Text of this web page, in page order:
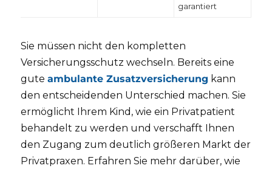
garantiert
Sie müssen nicht den kompletten
Versicherungsschutz wechseln. Bereits eine
gute ambulante Zusatzversicherung kann
den entscheidenden Unterschied machen. Sie
ermöglicht Ihrem Kind, wie ein Privatpatient
behandelt zu werden und verschafft Ihnen
den Zugang zum deutlich größeren Markt der
Privatpraxen. Erfahren Sie mehr darüber, wie